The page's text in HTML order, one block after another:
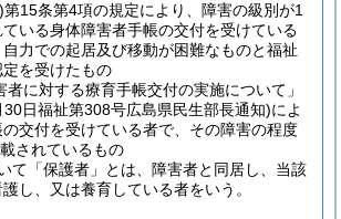
第15条第4項の規定により、障害の級別が1
いる身体障害者手帳の交付を受けている
力での起居及び移動が困難なものと福祉
を受けたもの
者に対する療育手帳交付の実施について」
日福祉第308号広島県民生部長通知)によ
の交付を受けている者で、その障害の程度
されているもの
て「保護者」とは、障害者と同居し、当該
し、又は養育している者をいう。